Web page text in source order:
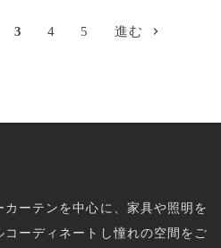
3 4 5 進む
カーテンを中心に、家具や照明を
ーディネートし憧れの空間をご